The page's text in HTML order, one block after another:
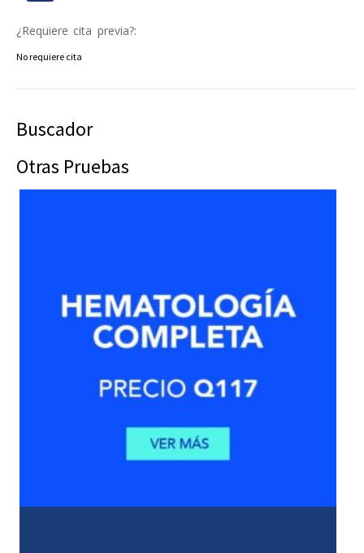
¿Requiere cita previa?:
No requiere cita
Buscador
Otras Pruebas